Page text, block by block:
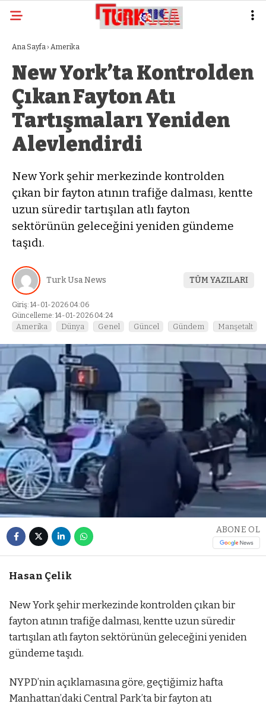
Ana Sayfa › Amerika
New York’ta Kontrolden
Çıkan Fayton Atı
Tartışmaları Yeniden
Alevlendirdi
New York şehir merkezinde kontrolden
çıkan bir fayton atının trafiğe dalması, kentte
uzun süredir tartışılan atlı fayton
sektörünün geleceğini yeniden gündeme
taşıdı.
Turk Usa News TÜM YAZILARI
Giriş: 14-01-2026 04:06
Güncelleme: 14-01-2026 04:24
Amerika Dünya Genel Güncel Gündem Manşetalt
ABONE OL
Hasan Çelik
New York şehir merkezinde kontrolden çıkan bir
fayton atının trafiğe dalması, kentte uzun süredir
tartışılan atlı fayton sektörünün geleceğini yeniden
gündeme taşıdı.
NYPD’nin açıklamasına göre, geçtiğimiz hafta
Manhattan’daki Central Park’ta bir fayton atı